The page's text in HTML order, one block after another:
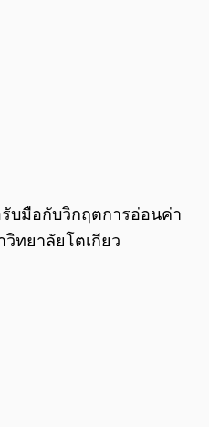
รับมือกับวิกฤตการอ่อนค่า
วิทยาลัยโตเกียว